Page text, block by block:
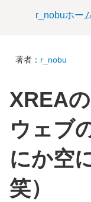
r_nobuホー
著者： r_nobu
XREA
ウェブ
にか空
笑）